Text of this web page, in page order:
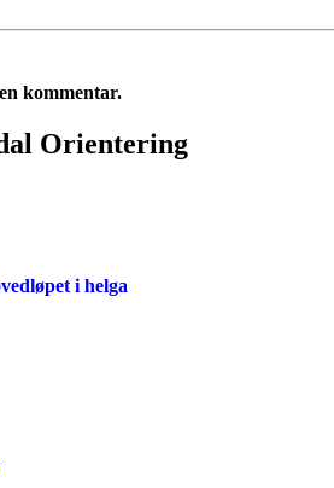
kommentar.
Orientering
i helga